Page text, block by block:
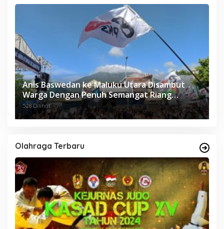
Anis Baswedan ke Maluku Utara Disambut
Warga Dengan Penuh Semangat Riang
Gembira.
528 Dilihat
Olahraga Terbaru